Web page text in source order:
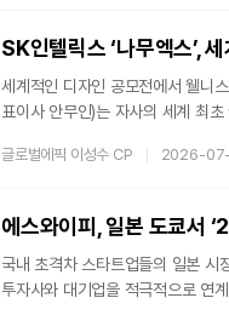
시대를 선도하겠다는 의지를 분
SK인텔릭스 ‘나무엑스’,
세계적인 디자인 공모전에서 웰니
표이사 안무인)는 자사의 세계 최
어워드'는 1955년 제정되어 독일
을 종합적으로 평가해 수상작을
글로벌에픽 이성수 CP 2026-
에스와이피, 일본 도쿄서
국내 초격차 스타트업들의 일본 시
투자사와 대기업을 적극적으로 연